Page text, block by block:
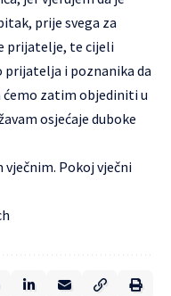
prije svega za
prijatelje, te cijeli
i poznanika da
ćemo zatim objediniti u
osjećaje duboke
vječnim. Pokoj vječni